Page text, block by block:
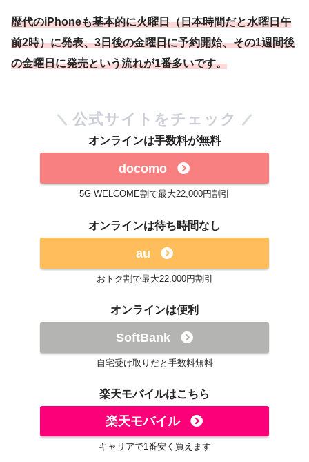
歴代のiPhoneも基本的に火曜日（日本時間だと水曜日午
前2時）に発表、3日後の金曜日に予約開始、その1週間後
の金曜日に発売という流れが1番多いです。
公式サイトをチェック
オンラインは手数料が無料
docomo
5G WELCOME割で最大22,000円割引
オンラインは待ち時間なし
au
おトク割で最大22,000円割引
オンラインは便利
SoftBank
自宅受け取りだと手数料無料
楽天モバイルはこちら
楽天モバイル
キャリアで1番安く買えます